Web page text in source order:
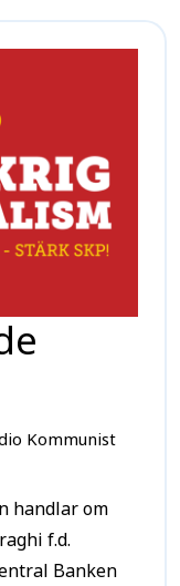
Kommunist
f.d.
Banken